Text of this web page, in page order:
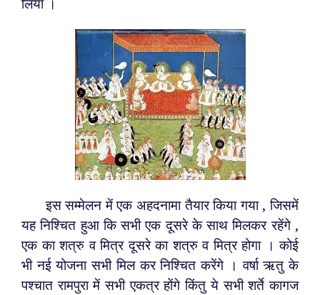
इस सम्मेलन में एक अहदनामा तैयार किया गया , जिसमें
यह निश्चित हुआ कि सभी एक दूसरे के साथ मिलकर रहेंगे ,
एक का शत्रु व मित्र दूसरे का शत्रु व मित्र होगा । कोई
भी नई योजना सभी मिल कर निश्चित करेंगे । वर्षा ऋतु के
पश्चात रामपुरा में सभी एकत्र होंगे किंतु ये सभी शर्ते कागज